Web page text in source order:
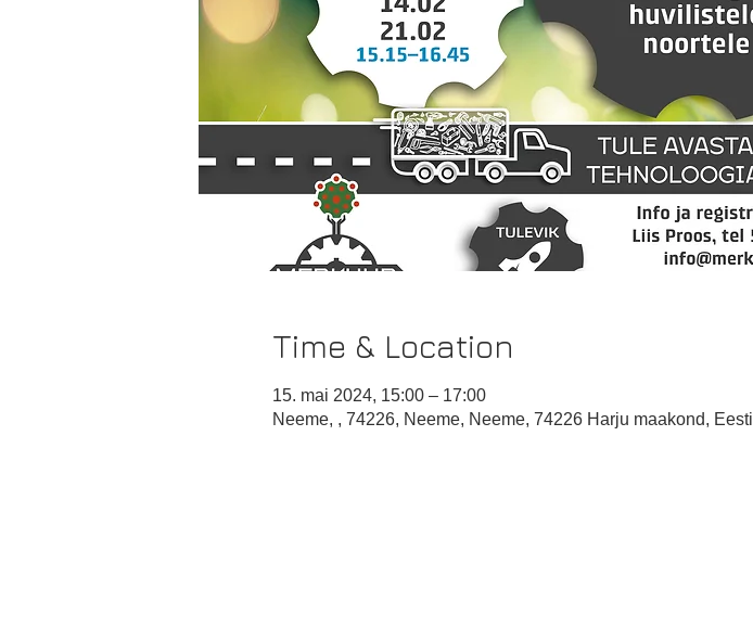
Time & Location
15. mai 2024, 15:00 – 17:00
Neeme, , 74226, Neeme, Neeme, 74226 Harju maakond, Eesti